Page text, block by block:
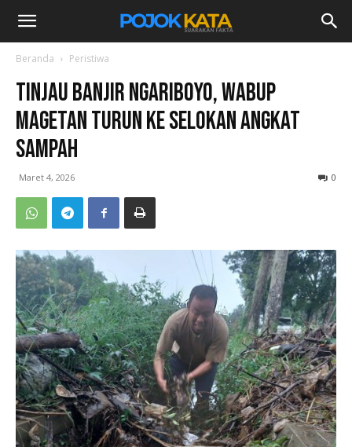
Beranda Peristiwa
Tinjau Banjir Ngariboyo, Wabup
Magetan Turun ke Selokan Angkat
Sampah
Maret 4, 2026 0